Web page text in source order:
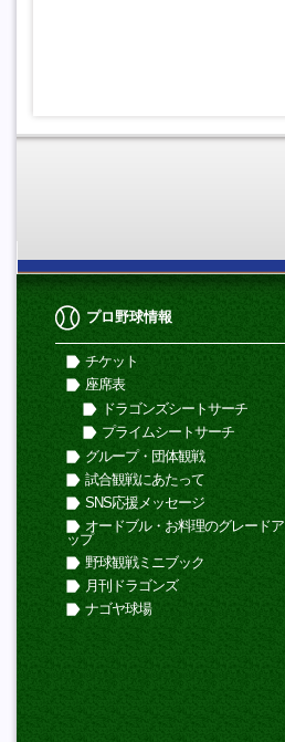
プロ野球情報
チケット
座席表
ドラゴンズシートサーチ
プライムシートサーチ
グループ・団体観戦
試合観戦にあたって
SNS応援メッセージ
オードブル・お料理のグレードア
ップ
野球観戦ミニブック
月刊ドラゴンズ
ナゴヤ球場